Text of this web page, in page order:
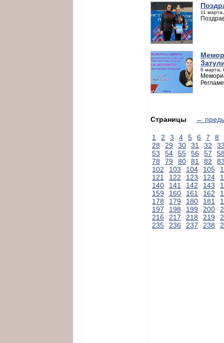
11
6 марта,
Страницы ←
1 2 3 4 5 6 7
8
28
29 30 31 32
53
54 55 56 57
78
79 80 81 82
102
103 104 105
121
122 123 124
140
141 142 143
159
160 161 162
178
179 180 181
197
198 199 200
216
217 218 219
235
236 237 238